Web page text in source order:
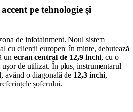
pe tehnologie și
de infotainment. Noul sistem
cu clienții europeni în minte, debutează
un ecran central de 12,9 inchi, cu o
de utilizat. În plus, instrumentarul
având o diagonală de 12,3 inchi,
șoferului.